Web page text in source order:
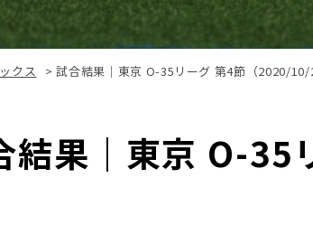
クス >試合結果｜東京 O-35リーグ 第4節（2020/10/
結果｜東京 O-